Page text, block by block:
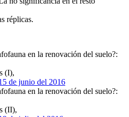
réplicas.
en la renovación del suelo?:
(I),
de junio del 2016
en la renovación del suelo?:
(II),